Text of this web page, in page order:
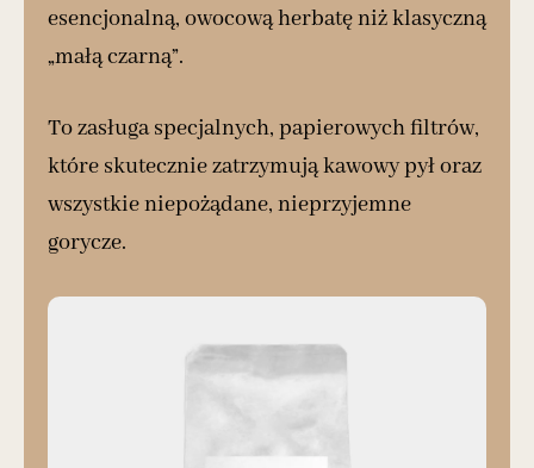
esencjonalną, owocową herbatę niż klasyczną
„małą czarną”.
To zasługa specjalnych, papierowych filtrów,
które skutecznie zatrzymują kawowy pył oraz
wszystkie niepożądane, nieprzyjemne
gorycze.